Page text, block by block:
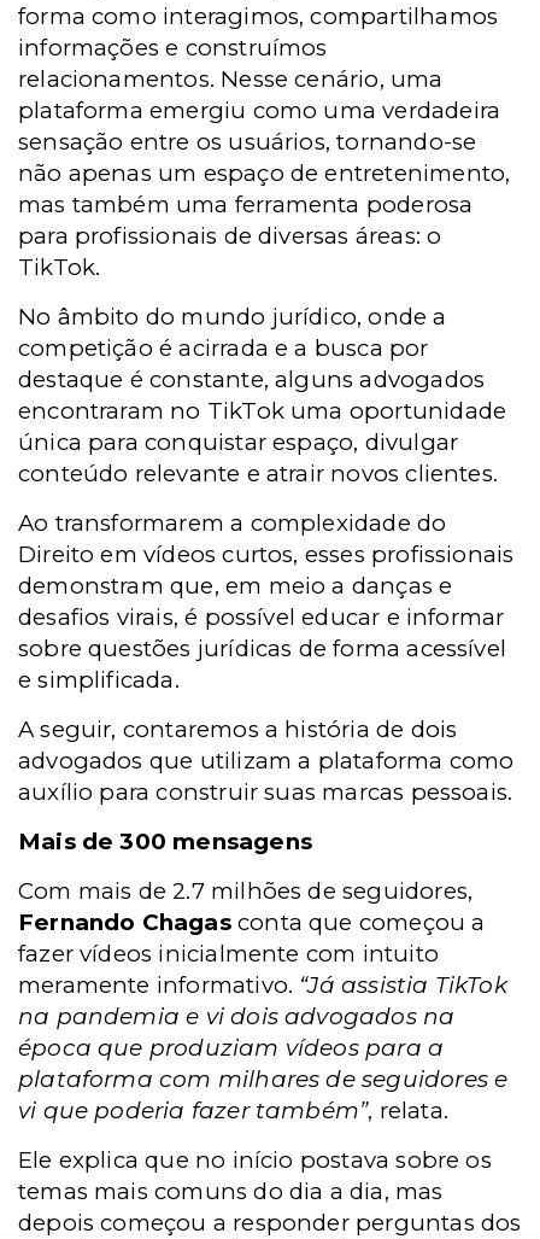
forma como interagimos, compartilhamos
informações e construímos
relacionamentos. Nesse cenário, uma
plataforma emergiu como uma verdadeira
sensação entre os usuários, tornando-se
não apenas um espaço de entretenimento,
mas também uma ferramenta poderosa
para profissionais de diversas áreas: o
TikTok.
No âmbito do mundo jurídico, onde a
competição é acirrada e a busca por
destaque é constante, alguns advogados
encontraram no TikTok uma oportunidade
única para conquistar espaço, divulgar
conteúdo relevante e atrair novos clientes.
Ao transformarem a complexidade do
Direito em vídeos curtos, esses profissionais
demonstram que, em meio a danças e
desafios virais, é possível educar e informar
sobre questões jurídicas de forma acessível
e simplificada.
A seguir, contaremos a história de dois
advogados que utilizam a plataforma como
auxílio para construir suas marcas pessoais.
Mais de 300 mensagens
Com mais de 2.7 milhões de seguidores,
Fernando Chagasconta que começou a
fazer vídeos inicialmente com intuito
meramente informativo. “Já assistia TikTok
na pandemia e vi dois advogados na
época que produziam vídeos para a
plataforma com milhares de seguidores e
vi que poderia fazer também”, relata.
Ele explica que no início postava sobre os
temas mais comuns do dia a dia, mas
depois começou a responder perguntas dos